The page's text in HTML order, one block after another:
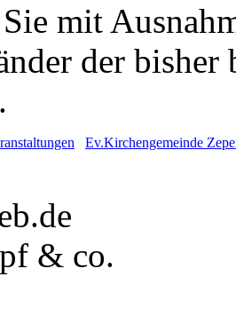
mit
der
Ev.Kirchengemeinde
& co.